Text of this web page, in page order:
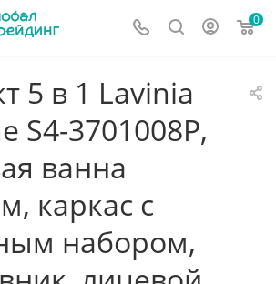
0
5 в 1 Lavinia
S4-3701008P,
ванна
каркас с
набором,